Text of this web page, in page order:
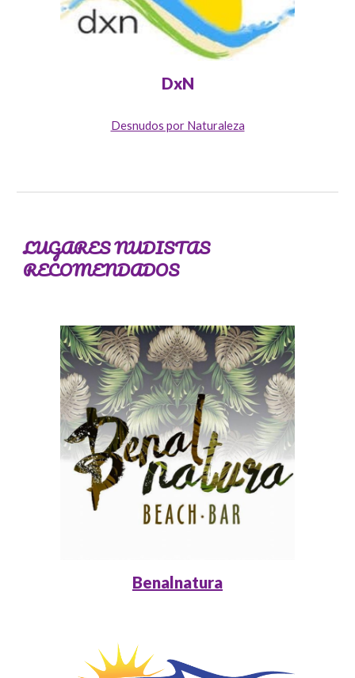
DxN
Desnudos por Naturaleza
LUGARES NUDISTAS
RECOMENDADOS
Benalnatura